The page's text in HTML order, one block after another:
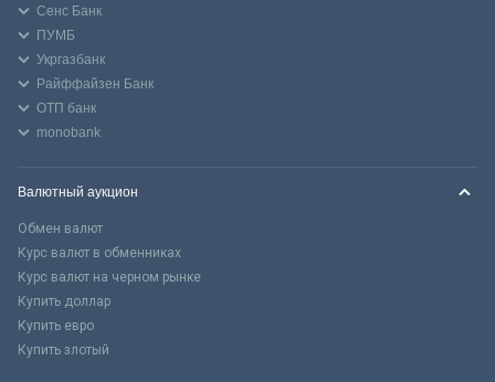
Сенс Банк
ПУМБ
Укргазбанк
Райффайзен Банк
ОТП банк
monobank
Валютный аукцион
Обмен валют
Курс валют в обменниках
Курс валют на черном рынке
Купить доллар
Купить евро
Купить злотый